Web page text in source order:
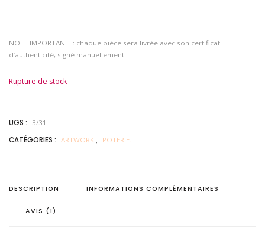
NOTE IMPORTANTE: chaque pièce sera livrée avec son certificat
d’authenticité, signé manuellement.
Rupture de stock
UGS : 3/31
CATÉGORIES : ARTWORK. , POTERIE.
DESCRIPTION INFORMATIONS COMPLÉMENTAIRES
AVIS (1)